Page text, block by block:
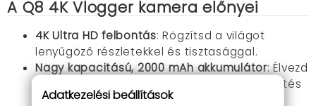
A Q8 4K Vlogger kamera előnyei
4K Ultra HD felbontás: Rögzítsd a világot
lenyűgöző részletekkel és tisztasággal.
Nagy kapacitású, 2000 mAh akkumulátor: Élvezd
az akár 5 órányi folyamatos használatot töltés
nélkül.
Adatkezelési beállítások